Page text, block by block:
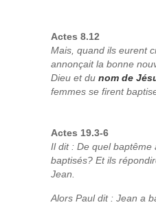
Actes 8.12
Mais, quand ils eurent
annonçait la bonne
Dieu et du nom de
femmes se firent
Actes 19.3-6
Il dit : De quel baptême
baptisés? Et ils
Jean.
Alors Paul dit : Jean a